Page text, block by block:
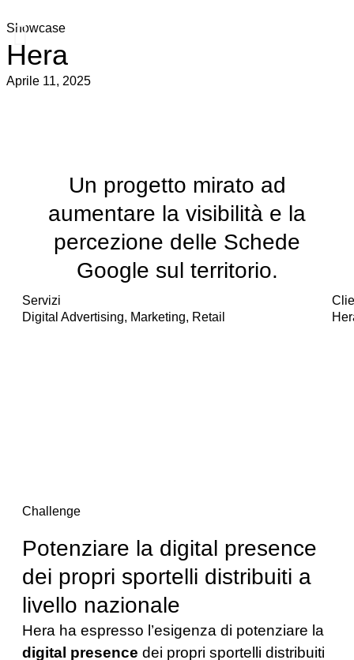
Showcase
Hera
Aprile 11, 2025
Un progetto mirato ad
aumentare la visibilità e la
percezione delle Schede
Google sul territorio.
Servizi
Digital Advertising, Marketing, Retail
Challenge
Potenziare la digital presence
dei propri sportelli distribuiti a
livello nazionale
Hera ha espresso l’esigenza di potenziare la
digital presence dei propri sportelli distribuiti